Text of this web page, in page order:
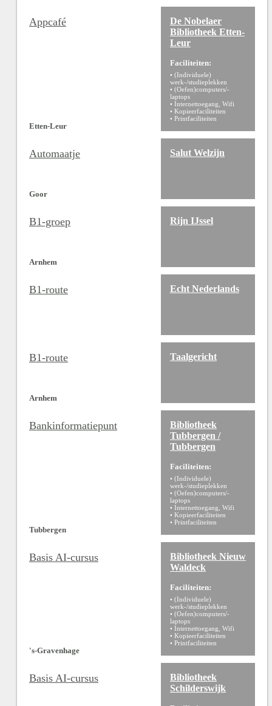
Appcafé
Etten-Leur
De Nobelaer
Bibliotheek Etten-
Leur
Faciliteiten:
• (Individuele)
werk-/studieplekken
• (Oefen)computers/-
laptops
• Internettoegang, Wifi
• Kopieerfaciliteiten
• Printfaciliteiten
Automaatje
Goor
Salut Welzijn
B1-groep
Arnhem
Rijn IJssel
B1-route Echt Nederlands
B1-route
Arnhem
Taalgericht
Bankinformatiepunt
Tubbergen
Bibliotheek
Tubbergen /
Tubbergen
Faciliteiten:
• (Individuele)
werk-/studieplekken
• (Oefen)computers/-
laptops
• Internettoegang, Wifi
• Kopieerfaciliteiten
• Printfaciliteiten
Basis AI-cursus
's-Gravenhage
Bibliotheek Nieuw
Waldeck
Faciliteiten:
• (Individuele)
werk-/studieplekken
• (Oefen)computers/-
laptops
• Internettoegang, Wifi
• Kopieerfaciliteiten
• Printfaciliteiten
Basis AI-cursus
Bibliotheek
Schilderswijk